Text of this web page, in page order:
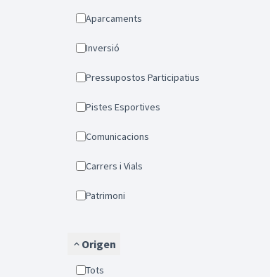
Aparcaments
Inversió
Pressupostos Participatius
Pistes Esportives
Comunicacions
Carrers i Vials
Patrimoni
Origen
Tots